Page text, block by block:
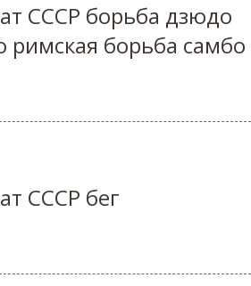
СССР борьба дзюдо
римская борьба самбо
СССР бег